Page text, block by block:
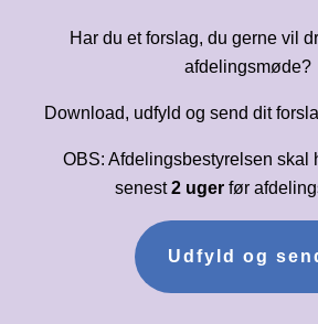
Har du et forslag, du gerne vil
afdelingsmøde?
Download, udfyld og send dit
OBS: Afdelingsbestyrelsen skal
senest2 uger før
Udfyld og